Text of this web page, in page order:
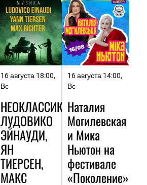
16 августа 18:00,
Вс
НЕОКЛАССИКА:
ЛУДОВИКО
ЭЙНАУДИ,
ЯН
ТИЕРСЕН,
МАКС
16 августа 14:00,
Вс
Наталия
Могилевская
и Мика
Ньютон на
фестивале
«Поколение»